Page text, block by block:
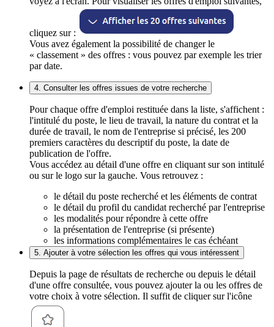
cliquez sur :
Vous avez également la possibilité de changer le
« classement » des offres : vous pouvez par exemple les trier
par date.
4. Consulter les offres issues de votre recherche
Pour chaque offre d'emploi restituée dans la liste, s'affichent :
l'intitulé du poste, le lieu de travail, la nature du contrat et la
durée de travail, le nom de l'entreprise si précisé, les 200
premiers caractères du descriptif du poste, la date de
publication de l'offre.
Vous accédez au détail d'une offre en cliquant sur son intitulé
ou sur le logo sur la gauche. Vous retrouvez :
le détail du poste recherché et les éléments de contrat
le détail du profil du candidat recherché par l'entreprise
les modalités pour répondre à cette offre
la présentation de l'entreprise (si présente)
les informations complémentaires le cas échéant
5. Ajouter à votre sélection les offres qui vous intéressent
Depuis la page de résultats de recherche ou depuis le détail
d'une offre consultée, vous pouvez ajouter la ou les offres de
votre choix à votre sélection. Il suffit de cliquer sur l'icône